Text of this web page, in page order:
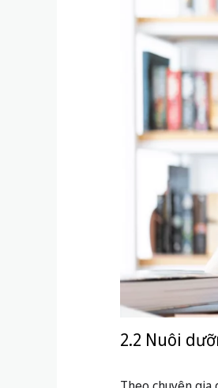
2.2 Nuôi